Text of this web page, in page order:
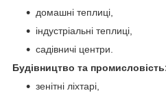
домашні теплиці,
індустріальні теплиці,
садівничі центри.
Будівництво та
зенітні ліхтарі,